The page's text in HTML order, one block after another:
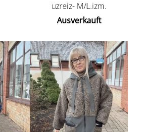
uzreiz- M/L.izm.
Ausverkauft